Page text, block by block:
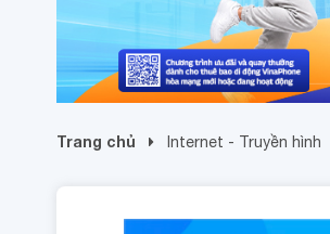
Trang chủ Internet - Truyền hình